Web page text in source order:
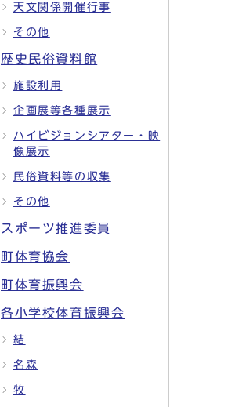
天文関係開催行事
その他
歴史民俗資料館
施設利用
企画展等各種展示
ハイビジョンシアター・映
像展示
民俗資料等の収集
その他
スポーツ推進委員
町体育協会
町体育振興会
各小学校体育振興会
結
名森
牧